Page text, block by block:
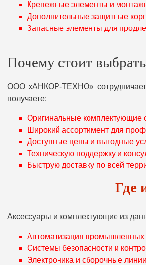
Крепежные элементы и
Дополнительные защитные
Запасные элементы для
Почему стоит
ООО «АНКОР-ТЕХНО» сотрудничает
получаете:
Оригинальные комплектующие
Широкий ассортимент для
Доступные цены и выгодные
Техническую поддержку и
Быструю доставку по всей
Где
Аксессуары и комплектующие из
Автоматизация промышленных
Системы безопасности и
Электроника и сборочные